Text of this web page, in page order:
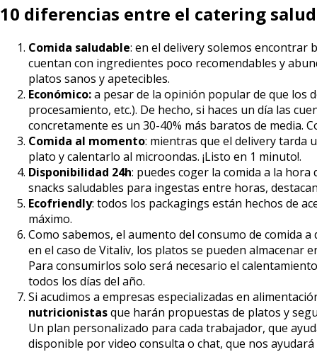
10 diferencias entre el catering
Comida saludable: en el delivery solemos encontrar
cuentan con ingredientes poco recomendables y
platos sanos y apetecibles.
Económico:a pesar de la opinión popular de que los
procesamiento, etc.). De hecho, si haces un día las
concretamente es un 30-40% más baratos de media.
Comida al momento: mientras que el delivery tarda
plato y calentarlo al microondas. ¡Listo en 1 minuto!.
Disponibilidad 24h: puedes coger la comida a la
snacks saludables para ingestas entre horas,
Ecofriendly: todos los packagings están hechos de
máximo.
Como sabemos, el aumento del consumo de comida
en el caso de Vitaliv, los platos se pueden almacenar
Para consumirlos solo será necesario el
todos los días del año.
Si acudimos a empresas especializadas en
nutricionistasque harán propuestas de platos y
Un plan personalizado para cada trabajador, que
disponible por video consulta o chat, que nos